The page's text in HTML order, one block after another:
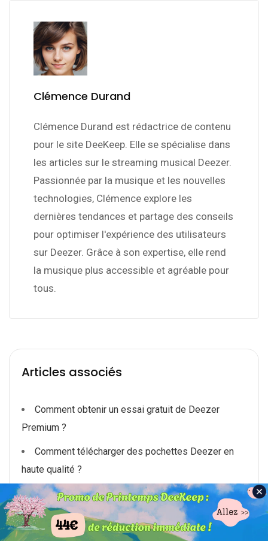
Clémence Durand
Clémence Durand est rédactrice de contenu
pour le site DeeKeep. Elle se spécialise dans
les articles sur le streaming musical Deezer.
Passionnée par la musique et les nouvelles
technologies, Clémence explore les
dernières tendances et partage des conseils
pour optimiser l'expérience des utilisateurs
sur Deezer. Grâce à son expertise, elle rend
la musique plus accessible et agréable pour
tous.
Articles associés
Comment obtenir un essai gratuit de Deezer
Premium ?
Comment télécharger des pochettes Deezer en
haute qualité ?
Comment écouter de la musique Deezer sur Tesla
?
Résiliez l'abonnement Deezer et conserver les